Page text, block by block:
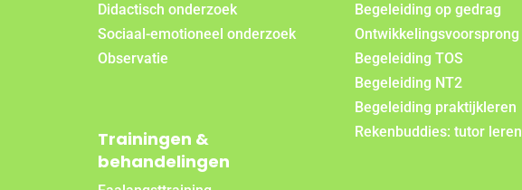
Didactisch onderzoek
Sociaal-emotioneel onderzoek
Observatie
Trainingen &
behandelingen
Begeleiding op gedrag
Ontwikkelingsvoorsprong
Begeleiding TOS
Begeleiding NT2
Begeleiding praktijkleren
Rekenbuddies: tutor leren